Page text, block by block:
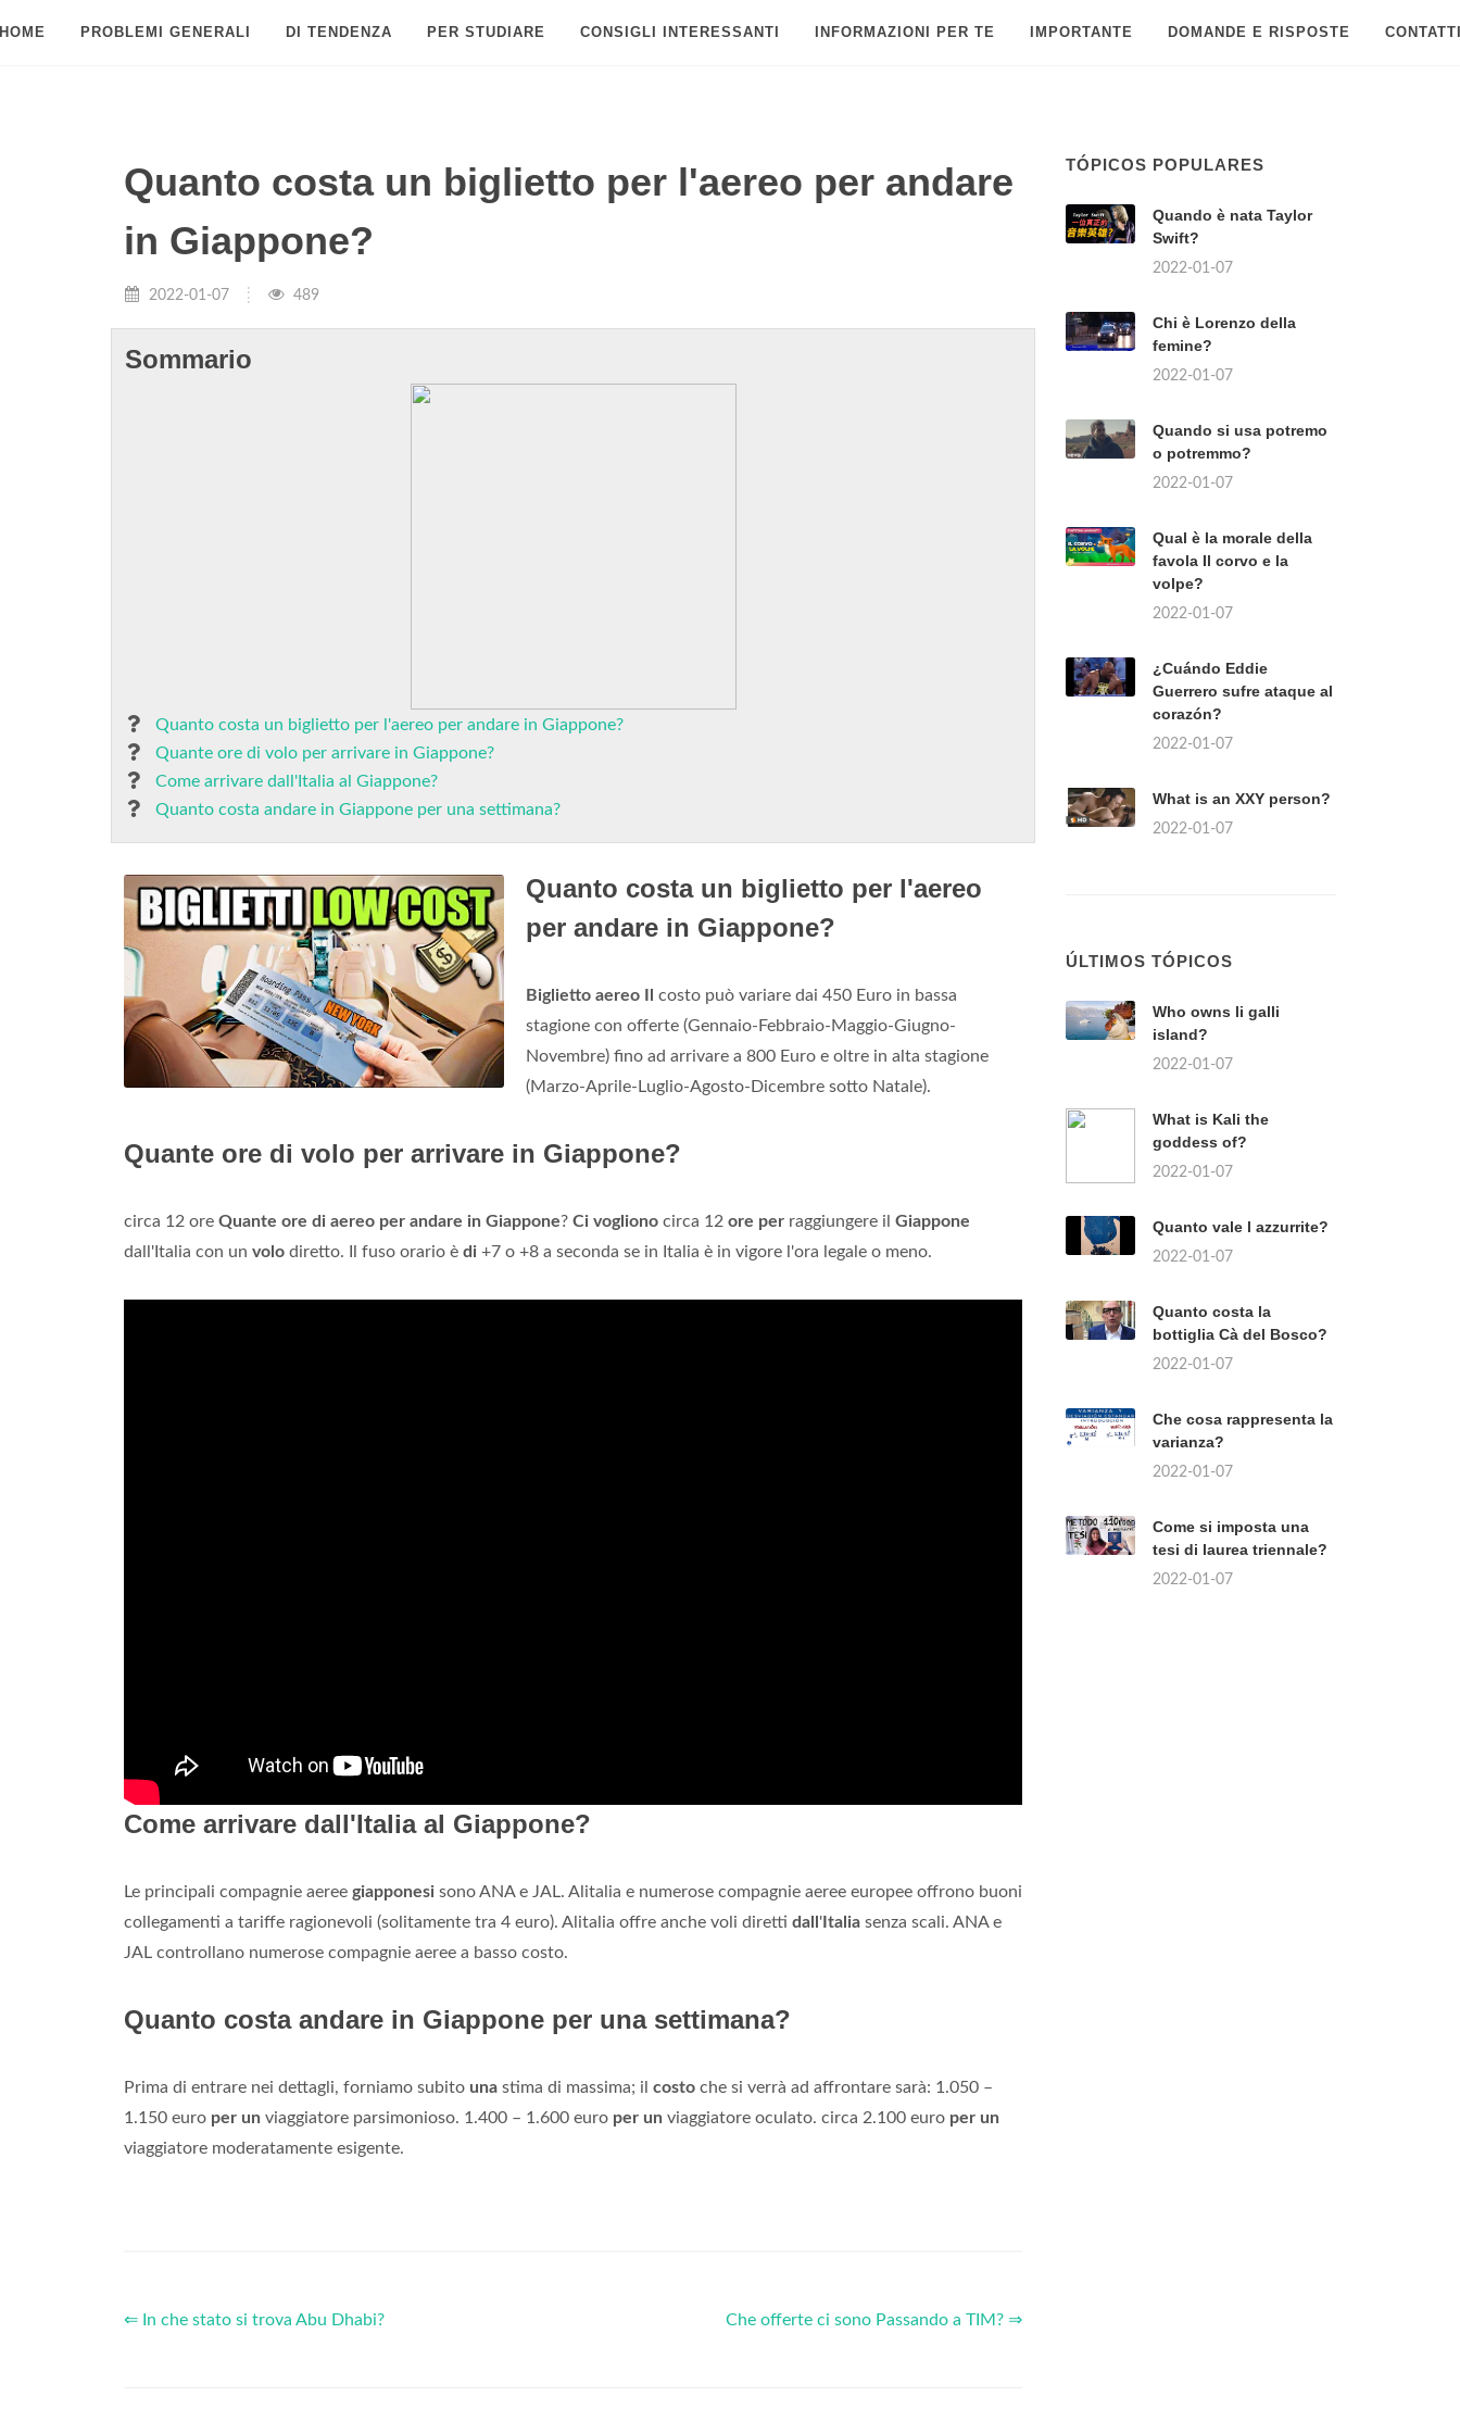
PROBLEMI GENERALI DI TENDENZA PER STUDIARE CONSIGLI INTERESSANTI INFORMAZIONI PER TE IMPORTANTE DOMANDE E RISPOSTE
Quanto costa un biglietto per l'aereo per andare
in Giappone?
2022-01-07 489
Sommario
Quanto costa un biglietto per l'aereo per andare in Giappone?
Quante ore di volo per arrivare in Giappone?
Come arrivare dall'Italia al Giappone?
Quanto costa andare in Giappone per una settimana?
Quanto costa un biglietto per l'aereo
per andare in Giappone?
Biglietto aereo
costo può variare dai 450 Euro in bassa
stagione con offerte (Gennaio-Febbraio-Maggio-Giugno-
Novembre) fino ad arrivare a 800 Euro e oltre in alta stagione
(Marzo-Aprile-Luglio-Agosto-Dicembre sotto Natale).
Quante ore di volo per arrivare in Giappone?
circa 12 ore Quante ore di aereo per andare in Giappone? Ci vogliono circa 12 ore per raggiungere il Giappone
dall'Italia con un volo diretto. Il fuso orario è di +7 o +8 a seconda se in Italia è in vigore l'ora legale o meno.
Come arrivare dall'Italia al Giappone?
Le principali compagnie aeree giapponesi sono ANA e JAL. Alitalia e numerose compagnie aeree europee offrono buoni
collegamenti a tariffe ragionevoli (solitamente tra 4 euro). Alitalia offre anche voli diretti dall ' Italia senza scali. ANA e
JAL controllano numerose compagnie aeree a basso costo.
Quanto costa andare in Giappone per una settimana?
Prima di entrare nei dettagli, forniamo subito una stima di massima; il costo che si verrà ad affrontare sarà: 1.050 –
1.150 euro per un viaggiatore parsimonioso. 1.400 – 1.600 euro per un viaggiatore oculato. circa 2.100 euro per un
viaggiatore moderatamente esigente.
⇐ In che stato si trova Abu Dhabi? Che offerte ci sono Passando a TIM? ⇒
TÓPICOS POPULARES
Quando è nata Taylor
Swift?
2022-01-07
Chi è Lorenzo della
femine?
2022-01-07
Quando si usa potremo
o potremmo?
2022-01-07
Qual è la morale della
favola Il corvo e la
volpe?
2022-01-07
¿Cuándo Eddie
Guerrero sufre ataque al
corazón?
2022-01-07
What is an XXY person?
2022-01-07
ÚLTIMOS TÓPICOS
Who owns li galli
island?
2022-01-07
What is Kali the
goddess of?
2022-01-07
Quanto vale l azzurrite?
2022-01-07
Quanto costa la
bottiglia Cà del Bosco?
2022-01-07
Che cosa rappresenta la
varianza?
2022-01-07
Come si imposta una
tesi di laurea triennale?
2022-01-07